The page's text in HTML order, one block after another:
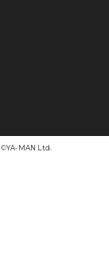
©︎YA-MAN Ltd.